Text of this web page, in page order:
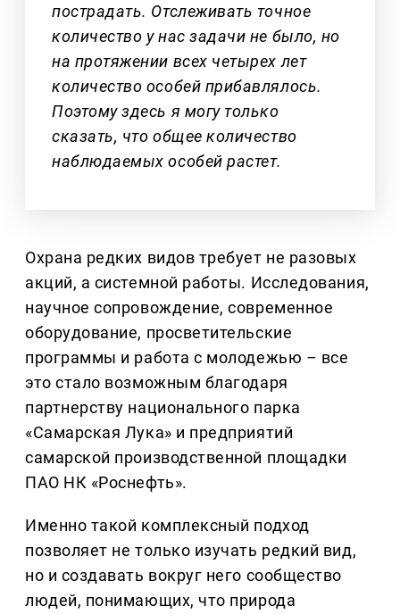
пострадать. Отслеживать точное
количество у нас задачи не было, но
на протяжении всех четырех лет
количество особей прибавлялось.
Поэтому здесь я могу только
сказать, что общее количество
наблюдаемых особей растет.
Охрана редких видов требует не разовых
акций, а системной работы. Исследования,
научное сопровождение, современное
оборудование, просветительские
программы и работа с молодежью – все
это стало возможным благодаря
партнерству национального парка
«Самарская Лука» и предприятий
самарской производственной площадки
ПАО НК «Роснефть».
Именно такой комплексный подход
позволяет не только изучать редкий вид,
но и создавать вокруг него сообщество
людей, понимающих, что природа